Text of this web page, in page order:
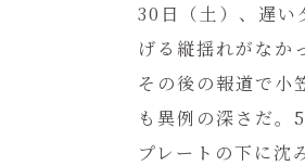
30日（土）、遅い
げる縦揺れがなか
その後の報道で小
も異例の深さだ
プレートの下に沈